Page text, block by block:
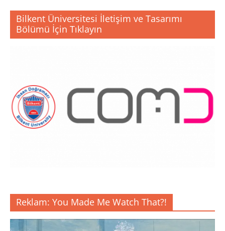
Bilkent Üniversitesi İletişim ve Tasarımı
Bölümü İçin Tıklayın
Reklam: You Made Me Watch That?!